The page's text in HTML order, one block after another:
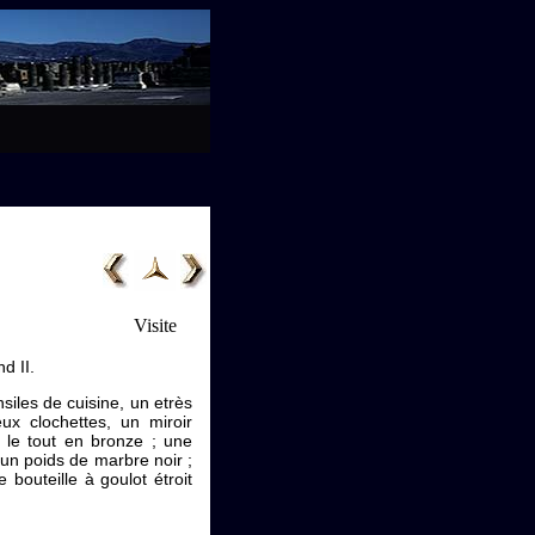
Visite
II.
de cuisine, un etrès
clochettes, un miroir
le tout en bronze ; une
poids de marbre noir ;
bouteille à goulot étroit